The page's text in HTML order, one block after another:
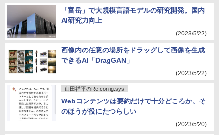
「富岳」で大規模言語モデルの研究開発。国内
AI研究力向上
(2023/5/22)
画像内の任意の場所をドラッグして画像を生成
できるAI「DragGAN」
(2023/5/22)
山田祥平のRe:config.sys
Webコンテンツは要約だけで十分どころか、そ
のほうが役にたつらしい
(2023/5/20)